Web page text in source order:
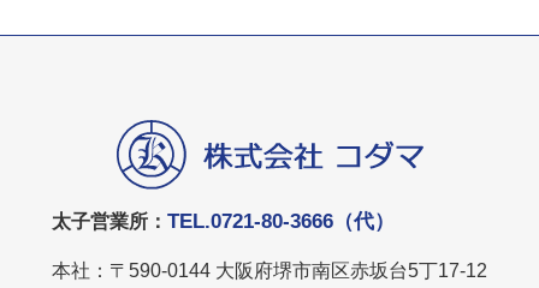
太子営業所： TEL.0721-80-3666（代）
本社：〒590-0144 大阪府堺市南区赤坂台5丁17-12